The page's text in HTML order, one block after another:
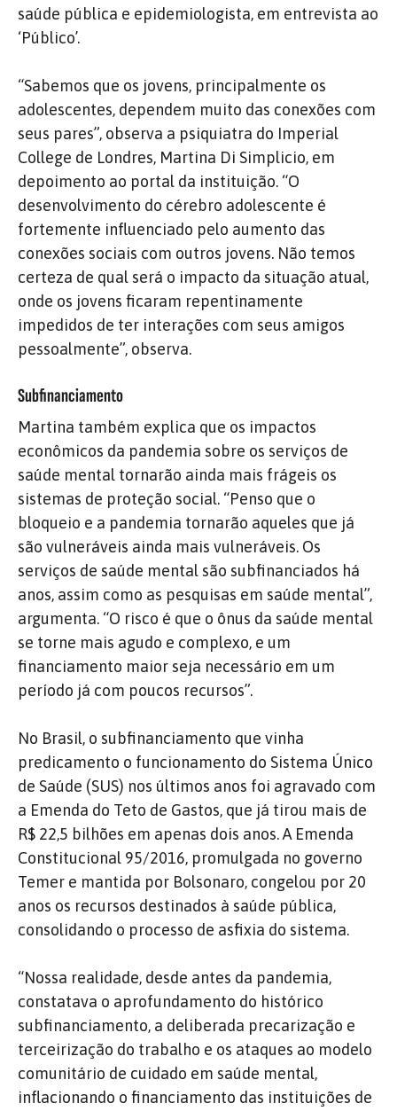
saúde pública e epidemiologista, em entrevista ao
‘Público’.
“Sabemos que os jovens, principalmente os
adolescentes, dependem muito das conexões com
seus pares”, observa a psiquiatra do Imperial
College de Londres, Martina Di Simplicio, em
depoimento ao portal da instituição. “O
desenvolvimento do cérebro adolescente é
fortemente influenciado pelo aumento das
conexões sociais com outros jovens. Não temos
certeza de qual será o impacto da situação atual,
onde os jovens ficaram repentinamente
impedidos de ter interações com seus amigos
pessoalmente”, observa.
Subfinanciamento
Martina também explica que os impactos
econômicos da pandemia sobre os serviços de
saúde mental tornarão ainda mais frágeis os
sistemas de proteção social. “Penso que o
bloqueio e a pandemia tornarão aqueles que já
são vulneráveis ​​ainda mais vulneráveis. Os
serviços de saúde mental são subfinanciados há
anos, assim como as pesquisas em saúde mental”,
argumenta. “O risco é que o ônus da saúde mental
se torne mais agudo e complexo, e um
financiamento maior seja necessário em um
período já com poucos recursos”.
No Brasil, o subfinanciamento que vinha
predicamento o funcionamento do Sistema Único
de Saúde (SUS) nos últimos anos foi agravado com
a Emenda do Teto de Gastos, que já tirou mais de
R$ 22,5 bilhões em apenas dois anos. A Emenda
Constitucional 95/2016, promulgada no governo
Temer e mantida por Bolsonaro, congelou por 20
anos os recursos destinados à saúde pública,
consolidando o processo de asfixia do sistema.
“Nossa realidade, desde antes da pandemia,
constatava o aprofundamento do histórico
subfinanciamento, a deliberada precarização e
terceirização do trabalho e os ataques ao modelo
comunitário de cuidado em saúde mental,
inflacionando o financiamento das instituições de